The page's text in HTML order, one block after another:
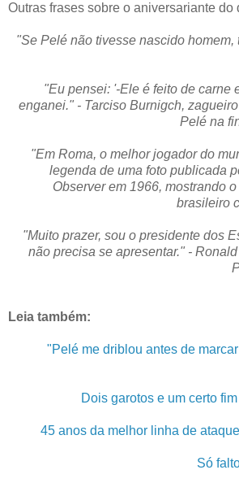
Outras frases sobre o aniversariante do
"Se Pelé não tivesse nascido homem,
"Eu pensei: '-Ele é feito de carne
enganei." - Tarciso Burnigch,
Pelé na
"Em Roma, o melhor jogador do
legenda de uma foto publicada
Observer em 1966, mostrando
brasileiro
"Muito prazer, sou o presidente dos
não precisa se apresentar." -
Leia também:
"Pelé me driblou antes de
Dois garotos e um certo
45 anos da melhor linha de
Só